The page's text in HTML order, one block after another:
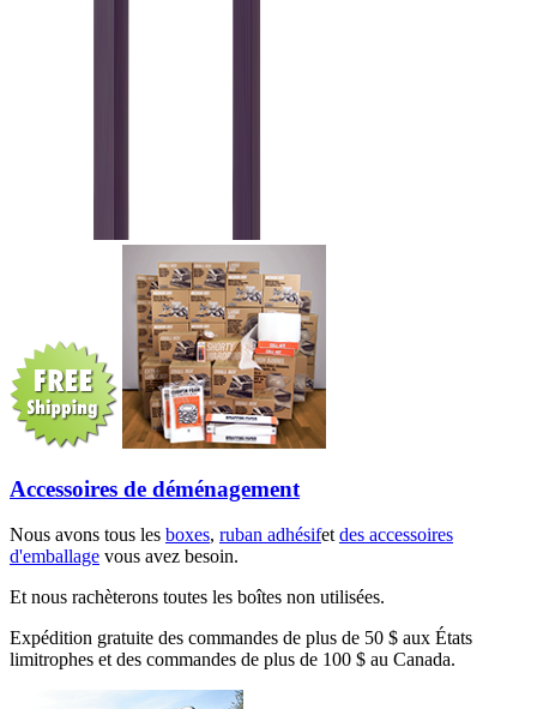
Accessoires de déménagement
Nous avons tous les boxes, ruban adhésifetdes accessoires
d'emballage vous avez besoin.
Et nous rachèterons toutes les boîtes non utilisées.
Expédition gratuite des commandes de plus de 50 $ aux États
limitrophes et des commandes de plus de 100 $ au Canada.